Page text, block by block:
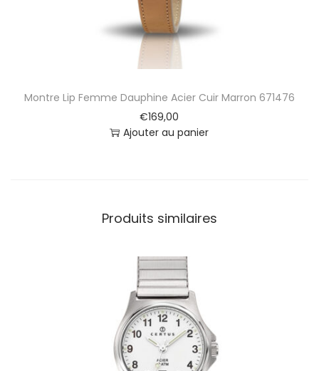
Montre Lip Femme Dauphine Acier Cuir Marron 671476
€169,00
Ajouter au panier
Produits similaires